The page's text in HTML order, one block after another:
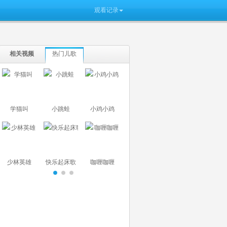
观看记录
相关视频 热门儿歌
学猫叫 小跳蛙 小鸡小鸡
少林英雄 快乐起床歌 咖喱咖喱